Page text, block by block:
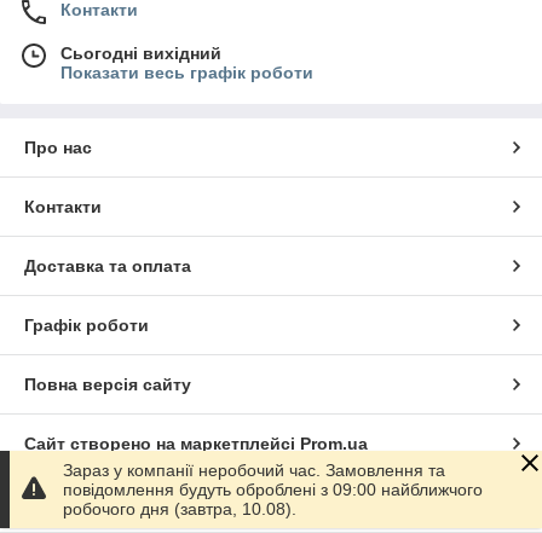
Контакти
Сьогодні вихідний
Показати весь графік роботи
Про нас
Контакти
Доставка та оплата
Графік роботи
Повна версія сайту
Сайт створено на маркетплейсі Prom.ua
Політика конфіденційності
Зараз у компанії неробочий час. Замовлення та
повідомлення будуть оброблені з 09:00 найближчого
робочого дня (завтра, 10.08).